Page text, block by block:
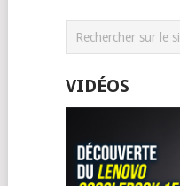
VIDÉOS